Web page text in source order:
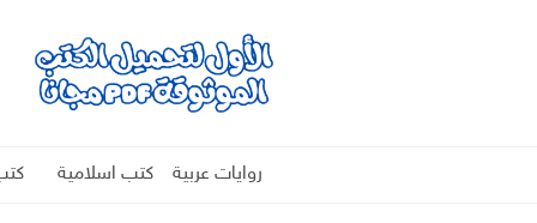
روايات عربية كتب اسلامية